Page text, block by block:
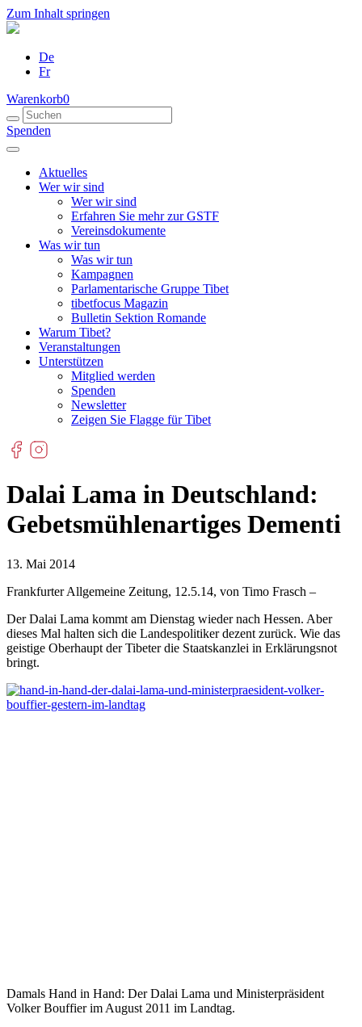
Zum Inhalt springen
De
Fr
Warenkorb0
Spenden
Aktuelles
Wer wir sind
Wer wir sind
Erfahren Sie mehr zur GSTF
Vereinsdokumente
Was wir tun
Was wir tun
Kampagnen
Parlamentarische Gruppe Tibet
tibetfocus Magazin
Bulletin Sektion Romande
Warum Tibet?
Veranstaltungen
Unterstützen
Mitglied werden
Spenden
Newsletter
Zeigen Sie Flagge für Tibet
Dalai Lama in Deutschland:
Gebetsmühlenartiges Dementi
13. Mai 2014
Frankfurter Allgemeine Zeitung, 12.5.14, von Timo Frasch –
Der Dalai Lama kommt am Dienstag wieder nach Hessen. Aber
dieses Mal halten sich die Landespolitiker dezent zurück. Wie das
geistige Oberhaupt der Tibeter die Staatskanzlei in Erklärungsnot
bringt.
Damals Hand in Hand: Der Dalai Lama und Ministerpräsident
Volker Bouffier im August 2011 im Landtag.